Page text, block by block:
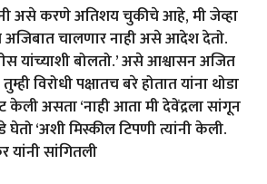
असे करणे अतिशय चुकीचे आहे, मी जेव्हा
चालणार नाही असे आदेश देतो.
यांच्याशी बोलतो.’ असे आश्वासन अजित
विरोधी पक्षातच बरे होतात यांना थोडा
असता ‘नाही आता मी देवेंद्रला सांगून
घेतो ‘अशी मिस्कील टिपणी त्यांनी केली.
सांगितली